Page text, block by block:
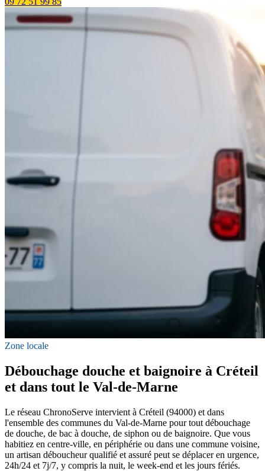
Zone locale
Débouchage douche et baignoire à Créteil
et dans tout le Val-de-Marne
Le réseau ChronoServe intervient à Créteil (94000) et dans
l'ensemble des communes du Val-de-Marne pour tout débouchage
de douche, de bac à douche, de siphon ou de baignoire. Que vous
habitiez en centre-ville, en périphérie ou dans une commune voisine,
un artisan déboucheur qualifié et assuré peut se déplacer en urgence,
24h/24 et 7j/7, y compris la nuit, le week-end et les jours fériés.